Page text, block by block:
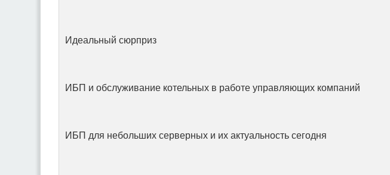
Идеальный сюрприз
ИБП и обслуживание котельных в работе управляющих компаний
ИБП для небольших серверных и их актуальность сегодня